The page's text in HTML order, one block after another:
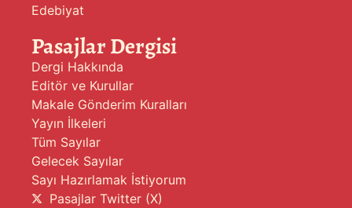
Edebiyat
Pasajlar Dergisi
Dergi Hakkında
Editör ve Kurullar
Makale Gönderim Kuralları
Yayın İlkeleri
Tüm Sayılar
Gelecek Sayılar
Sayı Hazırlamak İstiyorum
Pasajlar Twitter (X)